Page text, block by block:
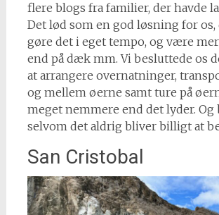
flere blogs fra familier, der havde
Det lød som en god løsning for os,
gøre det i eget tempo, og være
end på dæk mm. Vi besluttede os
at arrangere overnatninger,
og mellem øerne samt ture på
meget nemmere end det lyder. Og
selvom det aldrig bliver billigt at
San Cristobal